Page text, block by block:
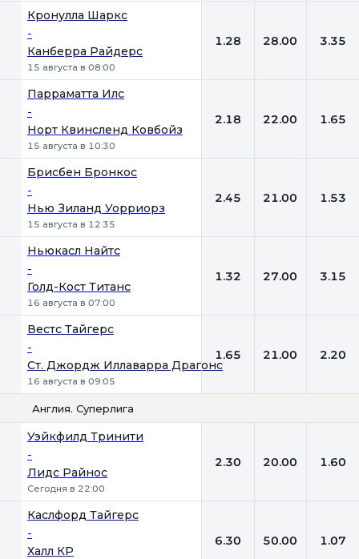
Кронулла Шаркс
-
Канберра Райдерс
15 августа в 08:00
1.28 28.00 3.35
Парраматта Илс
-
Норт Квинсленд Ковбойз
15 августа в 10:30
2.18 22.00 1.65
Брисбен Бронкос
-
Нью Зиланд Уорриорз
15 августа в 12:35
2.45 21.00 1.53
Ньюкасл Найтс
-
Голд-Кост Титанс
16 августа в 07:00
1.32 27.00 3.15
Вестс Тайгерс
-
Ст. Джордж Иллаварра Драгонс
16 августа в 09:05
1.65 21.00 2.20
Англия. Суперлига
Уэйкфилд Тринити
-
Лидс Райнос
Сегодня в 22:00
2.30 20.00 1.60
Каслфорд Тайгерс
-
Халл КР
6.30 50.00 1.07